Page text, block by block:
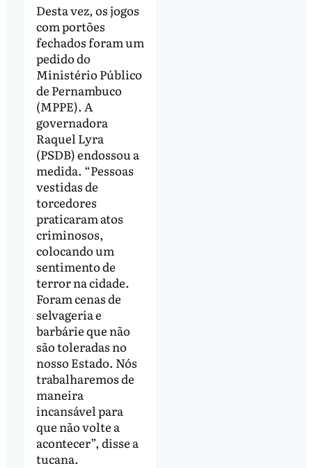
Desta vez, os jogos
com portões
fechados foram um
pedido do
Ministério Público
de Pernambuco
(MPPE). A
governadora
Raquel Lyra
(PSDB) endossou a
medida. “Pessoas
vestidas de
torcedores
praticaram atos
criminosos,
colocando um
sentimento de
terror na cidade.
Foram cenas de
selvageria e
barbárie que não
são toleradas no
nosso Estado. Nós
trabalharemos de
maneira
incansável para
que não volte a
acontecer”, disse a
tucana.